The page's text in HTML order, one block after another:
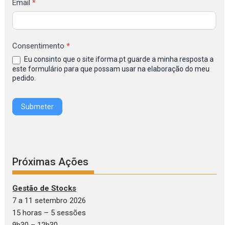
Formulário
de
Inscrição
Newsletter
IFORMA
Email*
Consentimento*
este formulário para que possam usar na elaboração do meu
pedido.
Submeter
Próximas Ações
Gestão de Stocks
7 a 11 setembro 2026
15 horas – 5 sessões